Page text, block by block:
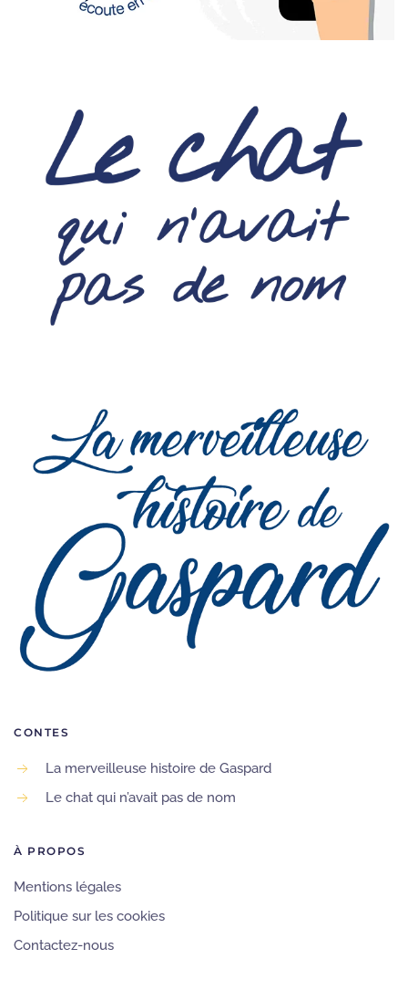
CONTES
La merveilleuse histoire de Gaspard
Le chat qui n’avait pas de nom
À PROPOS
Mentions légales
Politique sur les cookies
Contactez-nous